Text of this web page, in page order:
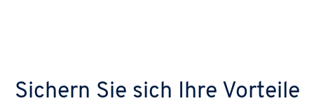
Sichern Sie sich Ihre Vorteile